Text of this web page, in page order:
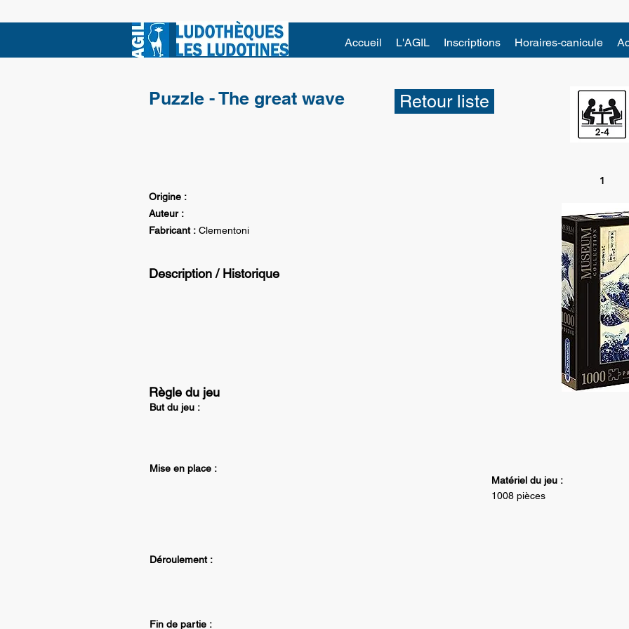
Accueil L'AGIL Inscriptions Horaires-canicule
Puzzle - The great wave Retour liste
Origine :
Auteur :
Fabricant : Clementoni
Description / Historique
Règle du jeu
But du jeu :
1
Mise en place :
Déroulement :
Matériel du jeu :
1008 pièces
Fin de partie :